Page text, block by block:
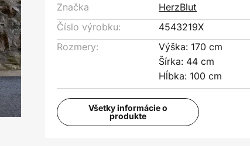
Značka
HerzBlut
Číslo výrobku:
4543219X
Rozmery:
Výška: 170 cm
Šírka: 44 cm
Hĺbka: 100 cm
Všetky informácie o
produkte